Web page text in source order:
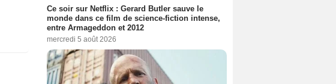
Ce soir sur Netflix : Gerard Butler sauve le
monde dans ce film de science-fiction intense,
entre Armageddon et 2012
mercredi 5 août 2026